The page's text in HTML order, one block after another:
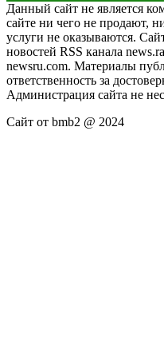
Данный сайт не является
сайте ни чего не продают,
услуги не оказываются.
новостей RSS канала
newsru.com. Материалы
ответственность за
Администрация сайта не
Сайт от bmb2 @ 2024